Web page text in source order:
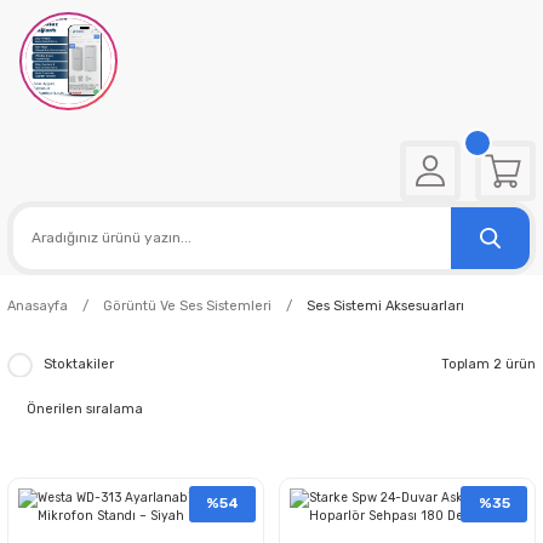
Anasayfa Görüntü Ve Ses Sistemleri Ses Sistemi Aksesuarları
Stoktakiler Toplam 2 ürün
%54 %35